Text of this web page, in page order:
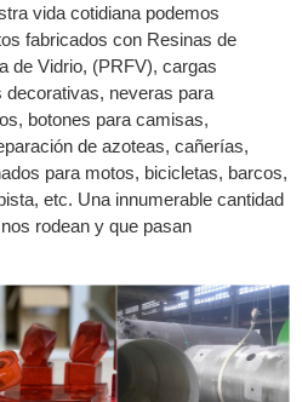
vida cotidiana podemos
fabricados con Resinas de
de Vidrio, (PRFV), cargas
decorativas, neveras para
botones para camisas,
de azoteas, cañerías,
para motos, bicicletas, barcos,
etc. Una innumerable cantidad
rodean y que pasan